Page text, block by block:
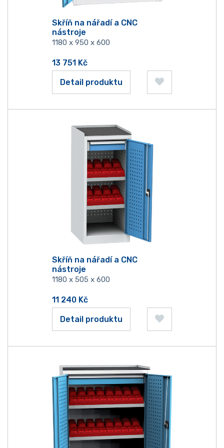
Skříň na nářadí a CNC
nástroje
1180 x 950 x 600
13 751 Kč
Detail produktu
Skříň na nářadí a CNC
nástroje
1180 x 505 x 600
11 240 Kč
Detail produktu